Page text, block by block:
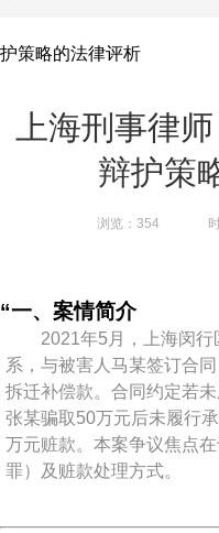
护策略的法律评析
上海刑事律
辩护策
浏览： 354
“一、案情简介
2021年5月，上海闵
系，与被害人马某签订合
拆迁补偿款。合同约定若
张某骗取50万元后未履行
万元赃款。本案争议焦点
罪）及赃款处理方式。